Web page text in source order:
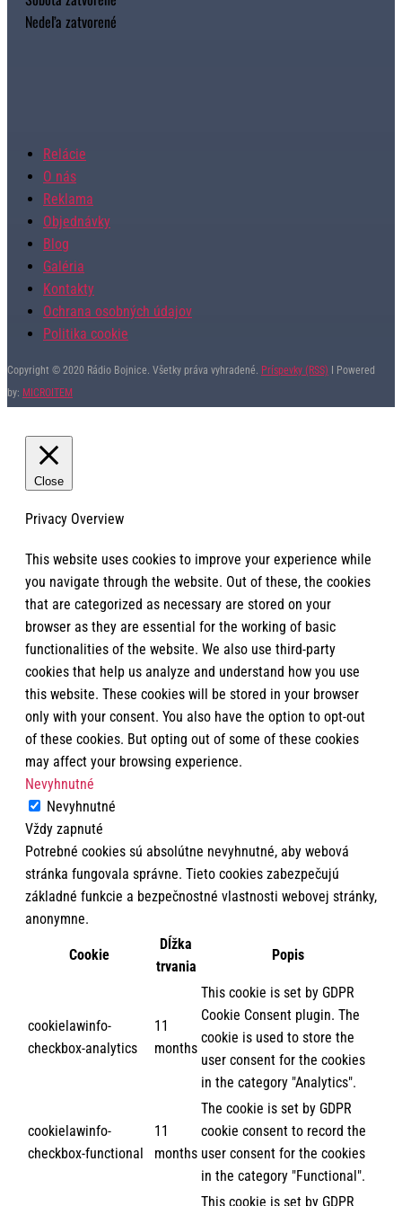
Nedeľa zatvorené
Relácie
O nás
Reklama
Objednávky
Blog
Galéria
Kontakty
Ochrana osobných údajov
Politika cookie
Copyright © 2020 Rádio Bojnice. Všetky práva vyhradené. Príspevky (RSS) I Powered
by: MICROITEM
Close
Privacy Overview
This website uses cookies to improve your experience while
you navigate through the website. Out of these, the cookies
that are categorized as necessary are stored on your
browser as they are essential for the working of basic
functionalities of the website. We also use third-party
cookies that help us analyze and understand how you use
this website. These cookies will be stored in your browser
only with your consent. You also have the option to opt-out
of these cookies. But opting out of some of these cookies
may affect your browsing experience.
Nevyhnutné
Nevyhnutné
Vždy zapnuté
Potrebné cookies sú absolútne nevyhnutné, aby webová
stránka fungovala správne. Tieto cookies zabezpečujú
základné funkcie a bezpečnostné vlastnosti webovej stránky,
anonymne.
Cookie
Dĺžka
trvania
Popis
cookielawinfo-
checkbox-analytics
11
months
This cookie is set by GDPR
Cookie Consent plugin. The
cookie is used to store the
user consent for the cookies
in the category "Analytics".
cookielawinfo-
checkbox-functional
11
months
The cookie is set by GDPR
cookie consent to record the
user consent for the cookies
in the category "Functional".
This cookie is set by GDPR